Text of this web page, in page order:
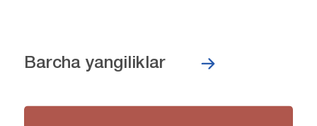
Barcha yangiliklar